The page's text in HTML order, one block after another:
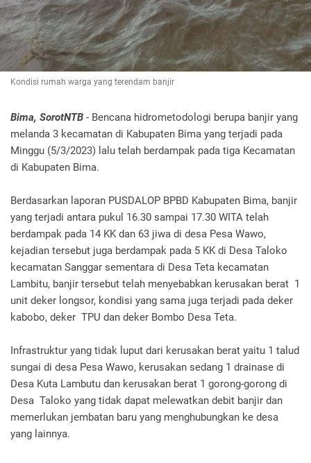
Kondisi rumah warga yang terendam banjir
Bima, SorotNTB - Bencana hidrometodologi berupa banjir yang
melanda 3 kecamatan di Kabupaten Bima yang terjadi pada
Minggu (5/3/2023) lalu telah berdampak pada tiga Kecamatan
di Kabupaten Bima.
Berdasarkan laporan PUSDALOP BPBD Kabupaten Bima, banjir
yang terjadi antara pukul 16.30 sampai 17.30 WITA telah
berdampak pada 14 KK dan 63 jiwa di desa Pesa Wawo,
kejadian tersebut juga berdampak pada 5 KK di Desa Taloko
kecamatan Sanggar sementara di Desa Teta kecamatan
Lambitu, banjir tersebut telah menyebabkan kerusakan berat 1
unit deker longsor, kondisi yang sama juga terjadi pada deker
kabobo, deker TPU dan deker Bombo Desa Teta.
Infrastruktur yang tidak luput dari kerusakan berat yaitu 1 talud
sungai di desa Pesa Wawo, kerusakan sedang 1 drainase di
Desa Kuta Lambutu dan kerusakan berat 1 gorong-gorong di
Desa Taloko yang tidak dapat melewatkan debit banjir dan
memerlukan jembatan baru yang menghubungkan ke desa
yang lainnya.